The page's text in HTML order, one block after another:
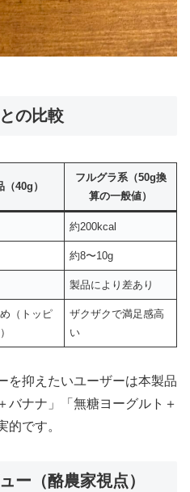
の比較
40g）
フルグラ系（50g換
算の一般値）
約200kcal
約8〜10g
製品により差あり
（トッピ
ザクザクで満足感高
い
を抑えたいユーザーは本製品
バナナ」「無糖ヨーグルト＋
的です。
ー（酪農家視点）